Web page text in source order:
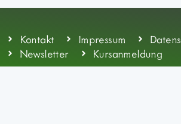
Kontakt Impressum
Newsletter
Kursanmeldung